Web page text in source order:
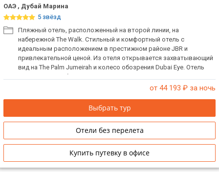
ОАЭ , Дубай Марина
5 звёзд
Пляжный отель, расположенный на второй линии, на
набережной The Walk. Стильный и комфортный отель с
идеальным расположением в престижном районе JBR и
привлекательной ценой. Из отеля открывается захватывающий
вид на The Palm Jumeirah и колесо обозрения Dubai Eye. Отель
открыт 22 декабря 2012 года.
от 44 193 ₽ за ночь
Выбрать тур
Отели без перелета
Купить путевку в офисе